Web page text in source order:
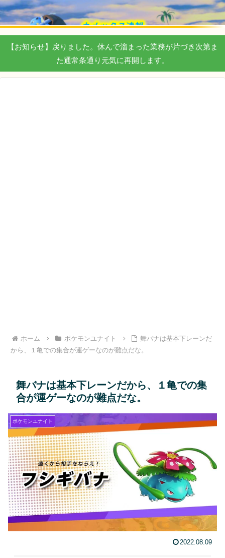
【お知らせ】戻りました。休んで溜まった業務が片づき次第ま
た通常条通り元気に再開します。
ホーム ポケモンユナイト
舞バナは基本下レーンだ
から、１亀での集合が運ゲーなのが難点だな。
舞バナは基本下レーンだから、１亀での集
合が運ゲーなのが難点だな。
ポケモンユナイト
2022.08.09